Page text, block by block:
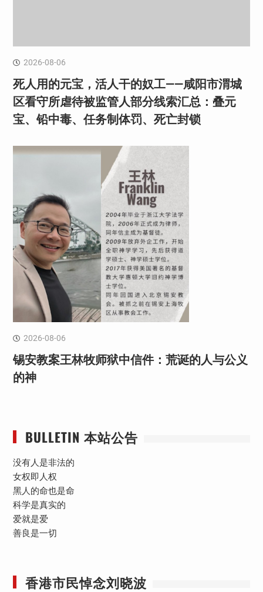
2026-08-06
死人用的元宝，活人干的奴工——咸阳市渭城
区看守所虐待被监管人部分线索汇总：叠元
宝、铅中毒、任务制体罚、死亡封锁
2026-08-06
锡安教案王林牧师狱中信件：荒诞的人与公义
的神
BULLETIN 本站公告
没有人是非法的
女权即人权
黑人的命也是命
科学是真实的
爱就是爱
善良是一切
香港市民悼念刘晓波